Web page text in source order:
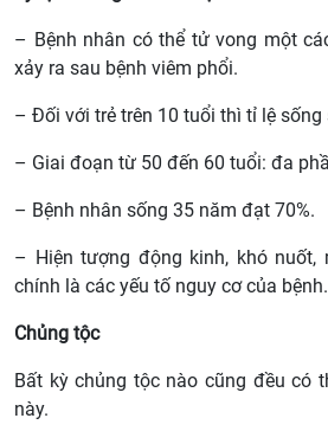
– Bệnh nhân có thể tử vong một
xảy ra sau bệnh viêm phổi.
– Đối với trẻ trên 10 tuổi thì tỉ lệ sống
– Giai đoạn từ 50 đến 60 tuổi: đa
– Bệnh nhân sống 35 năm đạt 70%.
– Hiện tượng động kinh, khó nuốt,
chính là các yếu tố nguy cơ của bệnh.
Chủng tộc
Bất kỳ chủng tộc nào cũng đều có
này.